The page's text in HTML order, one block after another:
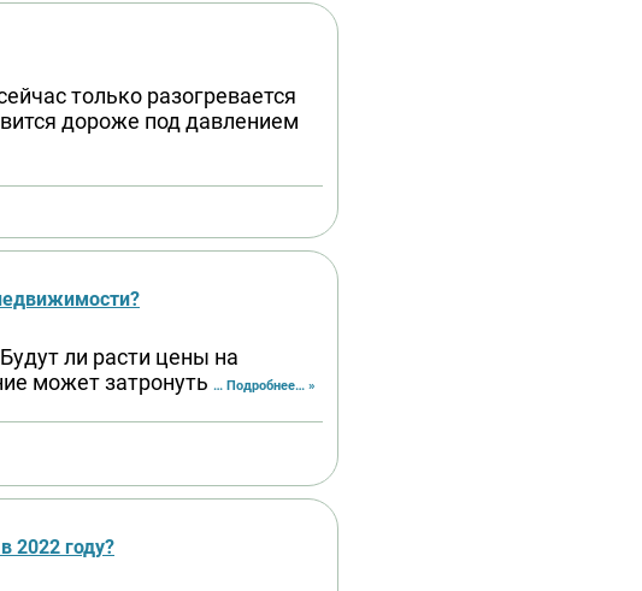
только разогревается
дороже под давлением
ли расти цены на
может затронуть … Подробнее… »
2022 году?